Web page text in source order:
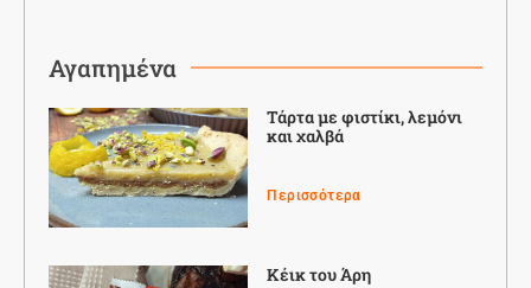
Αγαπημένα
Τάρτα με φιστίκι, λεμόνι
και χαλβά
Περισσότερα
Κέικ του Άρη